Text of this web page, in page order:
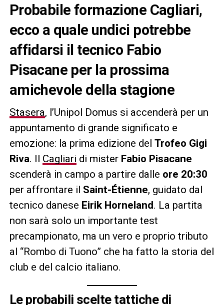
Probabile formazione Cagliari,
ecco a quale undici potrebbe
affidarsi il tecnico Fabio
Pisacane per la prossima
amichevole della stagione
Stasera, l’Unipol Domus si accenderà per un
appuntamento di grande significato e
emozione: la prima edizione del Trofeo Gigi
Riva. Il Cagliari di mister Fabio Pisacane
scenderà in campo a partire dalle ore 20:30
per affrontare il Saint-Étienne, guidato dal
tecnico danese Eirik Horneland. La partita
non sarà solo un importante test
precampionato, ma un vero e proprio tributo
al “Rombo di Tuono” che ha fatto la storia del
club e del calcio italiano.
Le probabili scelte tattiche di